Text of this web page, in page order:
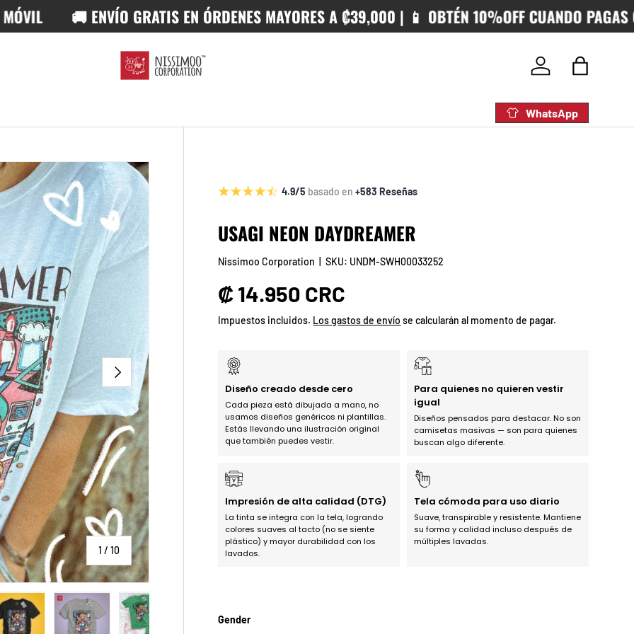
🚚 ENVÍO GRATIS EN ÓRDENES MAYORES A ₡39,000 | 📱 OBTÉN 10%OFF CUANDO PAGAS CON
Iniciar sesión
Bolsa
WhatsApp
1 /de
10
SIGUIENTE
4.9/5 basado en+583 Reseñas
USAGI NEON DAYDREAMER
Nissimoo Corporation |SKU: UNDM-SWH00033252
Precio normal
₡ 14.950 CRC
Impuestos incluidos. Los gastos de envío se calcularán al momento de pagar.
Diseño creado desde cero
Cada pieza está dibujada a mano, no
usamos diseños genéricos ni plantillas.
Estás llevando una ilustración original
que también puedes vestir.
Para quienes no quieren vestir
igual
Diseños pensados para destacar. No son
camisetas masivas — son para quienes
buscan algo diferente.
Impresión de alta calidad (DTG)
La tinta se integra con la tela, logrando
colores suaves al tacto (no se siente
plástico) y mayor durabilidad con los
lavados.
Tela cómoda para uso diario
Suave, transpirable y resistente. Mantiene
su forma y calidad incluso después de
múltiples lavadas.
Gender